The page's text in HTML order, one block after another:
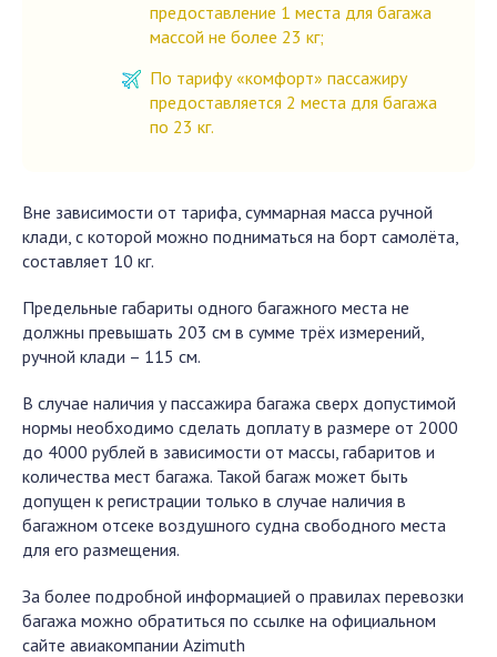
предоставление 1 места для багажа
массой не более 23 кг;
По тарифу «комфорт» пассажиру
предоставляется 2 места для багажа
по 23 кг.
Вне зависимости от тарифа, суммарная масса ручной
клади, с которой можно подниматься на борт самолёта,
составляет 10 кг.
Предельные габариты одного багажного места не
должны превышать 203 см в сумме трёх измерений,
ручной клади – 115 см.
В случае наличия у пассажира багажа сверх допустимой
нормы необходимо сделать доплату в размере от 2000
до 4000 рублей в зависимости от массы, габаритов и
количества мест багажа. Такой багаж может быть
допущен к регистрации только в случае наличия в
багажном отсеке воздушного судна свободного места
для его размещения.
За более подробной информацией о правилах перевозки
багажа можно обратиться по ссылке на официальном
сайте авиакомпании Azimuth